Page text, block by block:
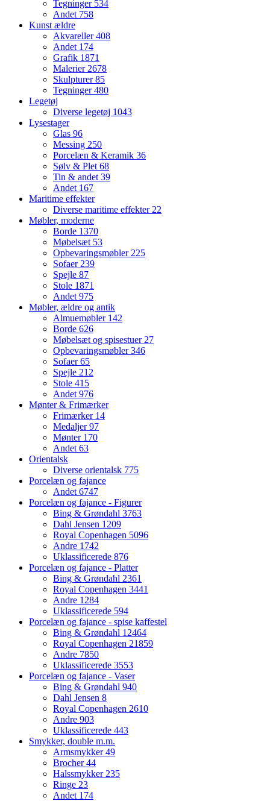
Tegninger 534
Andet 758
Kunst ældre
Akvareller408
Andet 174
Grafik 1871
Malerier2678
Skulpturer85
Tegninger480
Legetøj
Diverse legetøj 1043
Lysestager
Glas 96
Messing 250
Porcelæn & Keramik 36
Sølv & Plet68
Tin & andet39
Andet 167
Maritime effekter
Diverse maritime effekter22
Møbler, moderne
Borde 1370
Møbelsæt 53
Opbevaringsmøbler225
Sofaer239
Spejle 87
Stole 1871
Andet975
Møbler, ældre og antik
Almuemøbler 142
Borde 626
Møbelsæt og spisestuer27
Opbevaringsmøbler346
Sofaer65
Spejle 212
Stole 415
Andet976
Mønter & Frimærker
Frimærker 14
Medaljer97
Mønter 170
Andet63
Orientalsk
Diverse orientalsk 775
Porcelæn og fajance
Andet6747
Porcelæn og fajance - Figurer
Bing & Grøndahl 3763
Dahl Jensen 1209
Royal Copenhagen 5096
Andre 1742
Uklassificerede 876
Porcelæn og fajance - Platter
Bing & Grøndahl 2361
Royal Copenhagen 3441
Andre 1284
Uklassificerede 594
Porcelæn og fajance - spise kaffestel
Bing & Grøndahl 12464
Royal Copenhagen 21859
Andre 7850
Uklassificerede 3553
Porcelæn og fajance - Vaser
Bing & Grøndahl 940
Dahl Jensen 8
Royal Copenhagen 2610
Andre 903
Uklassificerede 443
Smykker, double m.m.
Armsmykker49
Brocher44
Halssmykker235
Ringe 23
Andet 174